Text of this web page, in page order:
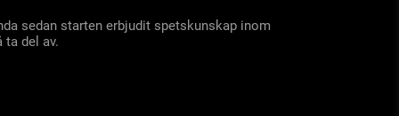
sedan starten erbjudit spetskunskap inom
del av.